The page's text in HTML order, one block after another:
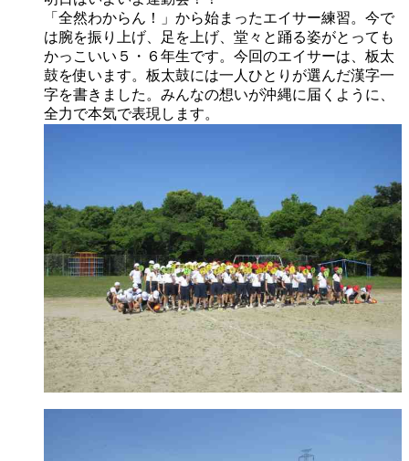
「全然わからん！」から始まったエイサー練習。今で
は腕を振り上げ、足を上げ、堂々と踊る姿がとっても
かっこいい５・６年生です。今回のエイサーは、板太
鼓を使います。板太鼓には一人ひとりが選んだ漢字一
字を書きました。みんなの想いが沖縄に届くように、
全力で本気で表現します。